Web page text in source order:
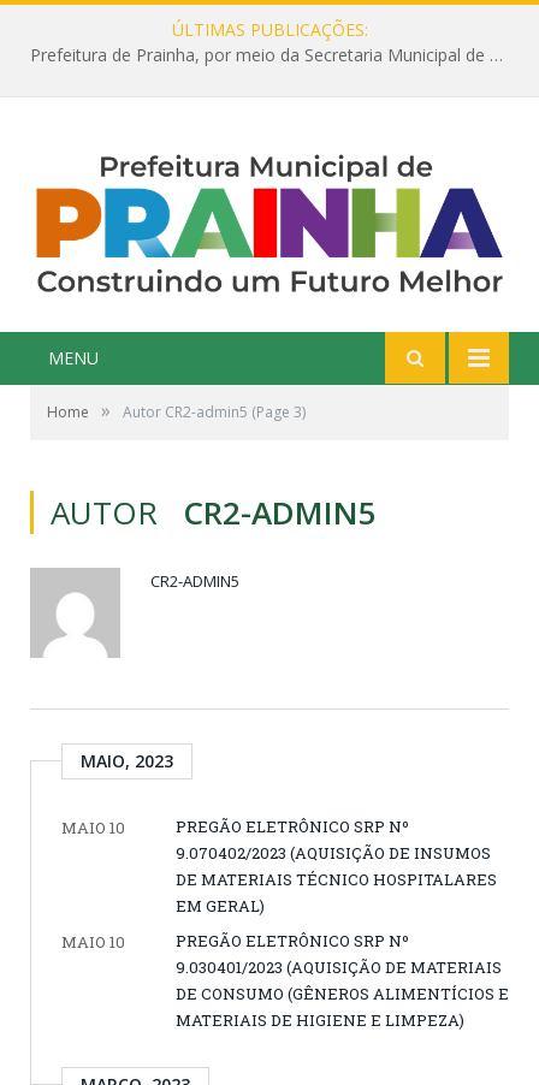
ÚLTIMAS PUBLICAÇÕES:
Prefeitura de Prainha, por meio da Secretaria Municipal de Educação, abre 354 vagas na área da Educação para 2025 com processo seletivo simplificado
MENU
Home » Autor CR2-admin5 (Page 3)
AUTOR CR2-ADMIN5
CR2-ADMIN5
MAIO, 2023
MAIO 10
PREGÃO ELETRÔNICO SRP Nº
9.070402/2023 (AQUISIÇÃO DE INSUMOS
DE MATERIAIS TÉCNICO HOSPITALARES
EM GERAL)
MAIO 10
PREGÃO ELETRÔNICO SRP Nº
9.030401/2023 (AQUISIÇÃO DE MATERIAIS
DE CONSUMO (GÊNEROS ALIMENTÍCIOS E
MATERIAIS DE HIGIENE E LIMPEZA)